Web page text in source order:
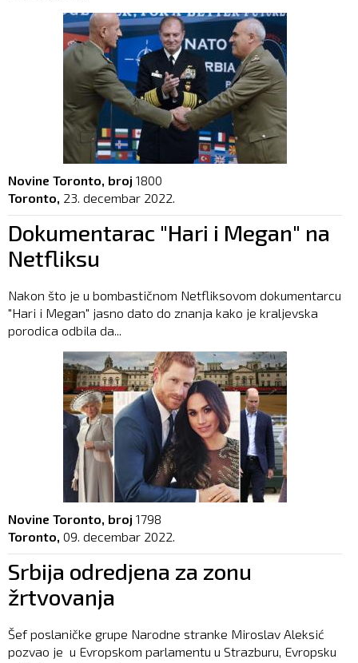
Novine Toronto, broj 1800
Toronto, 23. decembar 2022.
Dokumentarac "Hari i Megan" na
Netfliksu
Nakon što je u bombastičnom Netfliksovom dokumentarcu
"Hari i Megan" jasno dato do znanja kako je kraljevska
porodica odbila da...
Novine Toronto, broj 1798
Toronto, 09. decembar 2022.
Srbija odredjena za zonu
žrtvovanja
Šef poslaničke grupe Narodne stranke Miroslav Aleksić
pozvao je u Evropskom parlamentu u Strazburu, Evropsku